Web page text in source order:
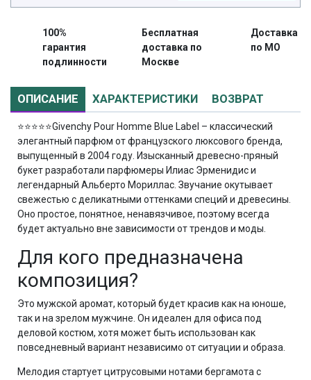
100%
гарантия
подлинности
Бесплатная
доставка по
Москве
Доставка
по МО
ОПИСАНИЕ ХАРАКТЕРИСТИКИ ВОЗВРАТ
⭐⭐⭐⭐⭐Givenchy Pour Homme Blue Label – классический
элегантный парфюм от французского люксового бренда,
выпущенный в 2004 году. Изысканный древесно-пряный
букет разработали парфюмеры Илиас Эрменидис и
легендарный Альберто Мориллас. Звучание окутывает
свежестью с деликатными оттенками специй и древесины.
Оно простое, понятное, ненавязчивое, поэтому всегда
будет актуально вне зависимости от трендов и моды.
Для кого предназначена
композиция?
Это мужской аромат, который будет красив как на юноше,
так и на зрелом мужчине. Он идеален для офиса под
деловой костюм, хотя может быть использован как
повседневный вариант независимо от ситуации и образа.
Мелодия стартует цитрусовыми нотами бергамота с